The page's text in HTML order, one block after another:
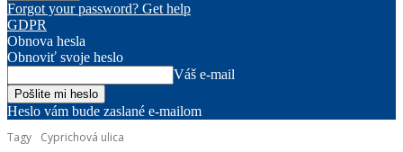
Forgot your password? Get help
GDPR
Obnova hesla
Obnoviť svoje heslo
Váš e-mail
Heslo vám bude zaslané e-mailom
Tagy
Cyprichová ulica